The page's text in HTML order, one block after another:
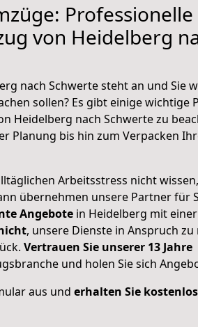
von Heidelberg
nach Schwerte steht an und Sie
sollen? Es gibt einige wichtige
Heidelberg nach Schwerte zu
Planung bis hin zum Verpacken
Arbeitsstress nicht
übernehmen unsere Partner für
Angebote in Heidelberg mit einer
, unsere Dienste in Anspruch zu
Vertrauen Sie unserer 13 Jahre
und holen Sie sich
aus und erhalten Sie